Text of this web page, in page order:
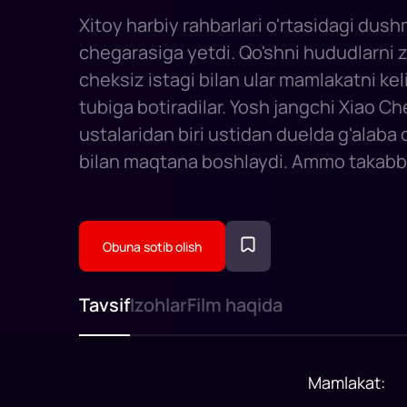
Xitoy harbiy rahbarlari o'rtasidagi
chegarasiga yetdi. Qo'shni hududlarni
cheksiz istagi bilan ular mamlakatni
tubiga botiradilar. Yosh jangchi Xiao
ustalaridan biri ustidan duelda g'alaba
bilan maqtana boshlaydi. Ammo
nizolarda halok bo'ladi va uning o'zi
qochishga muvaffaq bo'ladi. Syao
tomonidan boshpana qilingan. Mahalliy
vahshiyliklari haqidagi xabarlar
bosqinchining zulmidan himoya
Obuna sotib olish
TavsifIzohlarFilm haqida
Mamlakat: